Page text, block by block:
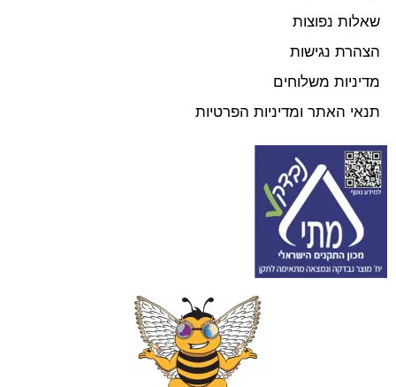
שאלות נפוצות
הצהרת נגישות
מדיניות משלוחים
תנאי האתר ומדיניות הפרטיות